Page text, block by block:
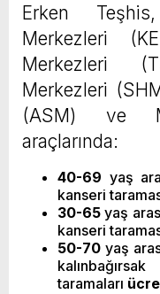
Erken
Merkezleri
Merkezleri
Merkezleri
(ASM) ve
araçlarında:
40-69 yaş
kanseri
30-65yaş
kanseri
50-70 yaş
taramaları